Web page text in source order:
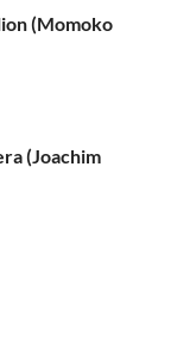
(Momoko
(Joachim